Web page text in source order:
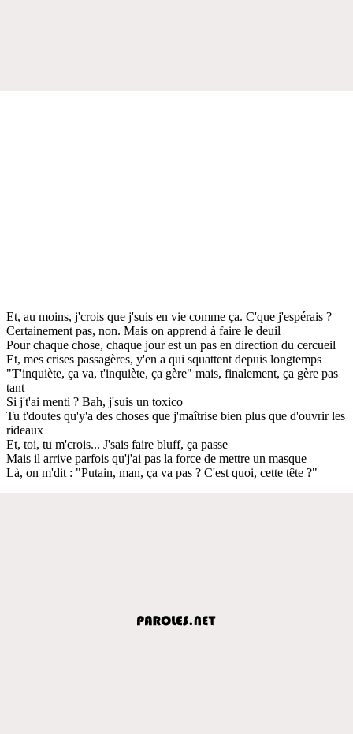
Et, au moins, j'crois que j'suis en vie comme ça. C'que j'espérais ?
Certainement pas, non. Mais on apprend à faire le deuil
Pour chaque chose, chaque jour est un pas en direction du cercueil
Et, mes crises passagères, y'en a qui squattent depuis longtemps
"T'inquiète, ça va, t'inquiète, ça gère" mais, finalement, ça gère pas
tant
Si j't'ai menti ? Bah, j'suis un toxico
Tu t'doutes qu'y'a des choses que j'maîtrise bien plus que d'ouvrir les
rideaux
Et, toi, tu m'crois... J'sais faire bluff, ça passe
Mais il arrive parfois qu'j'ai pas la force de mettre un masque
Là, on m'dit : "Putain, man, ça va pas ? C'est quoi, cette tête ?"